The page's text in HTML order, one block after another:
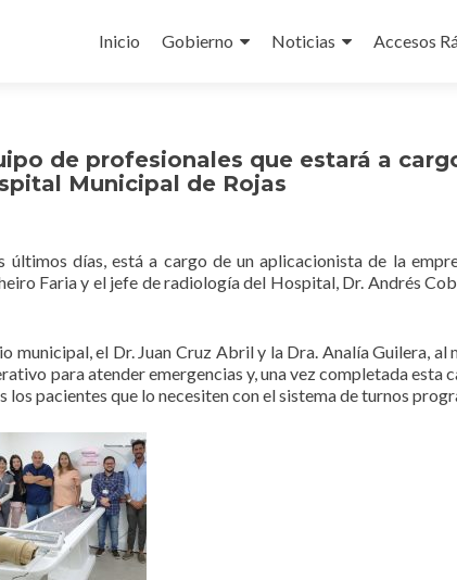
al
Inicio Gobierno Noticias Accesos
de profesionales que estará a
Municipal de Rojas
días, está a cargo de un aplicacionista de la
Faria y el jefe de radiología del Hospital, Dr. Andrés
municipal, el Dr. Juan Cruz Abril y la Dra. Analía Guilera, al
para atender emergencias y, una vez completada esta
pacientes que lo necesiten con el sistema de turnos